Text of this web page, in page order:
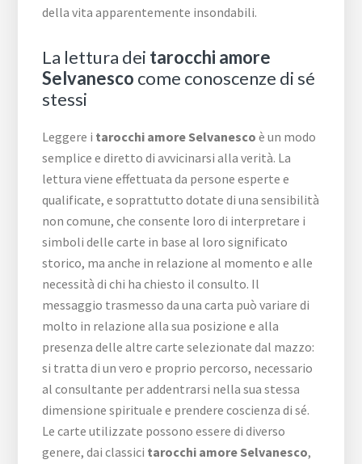
della vita apparentemente insondabili.
La lettura dei tarocchi amore
Selvanesco come conoscenze di sé
stessi
Leggere i tarocchi amore Selvanesco è un modo
semplice e diretto di avvicinarsi alla verità. La
lettura viene effettuata da persone esperte e
qualificate, e soprattutto dotate di una sensibilità
non comune, che consente loro di interpretare i
simboli delle carte in base al loro significato
storico, ma anche in relazione al momento e alle
necessità di chi ha chiesto il consulto. Il
messaggio trasmesso da una carta può variare di
molto in relazione alla sua posizione e alla
presenza delle altre carte selezionate dal mazzo:
si tratta di un vero e proprio percorso, necessario
al consultante per addentrarsi nella sua stessa
dimensione spirituale e prendere coscienza di sé.
Le carte utilizzate possono essere di diverso
genere, dai classici tarocchi amore Selvanesco,